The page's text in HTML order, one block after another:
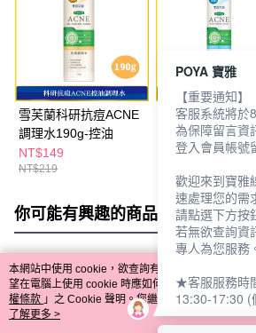
雪芙蘭科研抗痘ACNE
調理水190g-控油
NT$149
NT$219
雪芙蘭科研抗痘
調理乳140g-淨白
NT$149
你可能有興趣的商品 全站排行
熱門標籤
本網站中使用 cookie，欲查詢有關本網站使用
望在電腦上使用 cookie 時應如何變更電腦的 cookie
權條款 」之 Cookie 聲明。您繼續使用本網站即表
用條款之 Cookie 聲明使用 cookie。
了解更多 >
POYA 寶雅
【重要通知】
客服系統將於
為保障留言資
登入會員帳號
歡迎來到寶雅
速處理您的需
請點選下方按
若無欲查詢資
專人為您服務
★客服服務時
13:30-17:30 (